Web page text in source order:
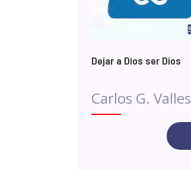
Dejar a Dios ser Dios
Carlos G. Valles